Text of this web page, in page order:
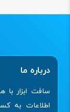
درباره ما
سافت ابزار با
اطلاعات به